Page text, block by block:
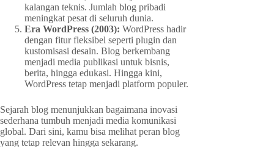
kalangan teknis. Jumlah blog pribadi
meningkat pesat di seluruh dunia.
Era WordPress (2003): WordPress hadir
dengan fitur fleksibel seperti plugin dan
kustomisasi desain. Blog berkembang
menjadi media publikasi untuk bisnis,
berita, hingga edukasi. Hingga kini,
WordPress tetap menjadi platform populer.
Sejarah blog menunjukkan bagaimana inovasi
sederhana tumbuh menjadi media komunikasi
global. Dari sini, kamu bisa melihat peran blog
yang tetap relevan hingga sekarang.